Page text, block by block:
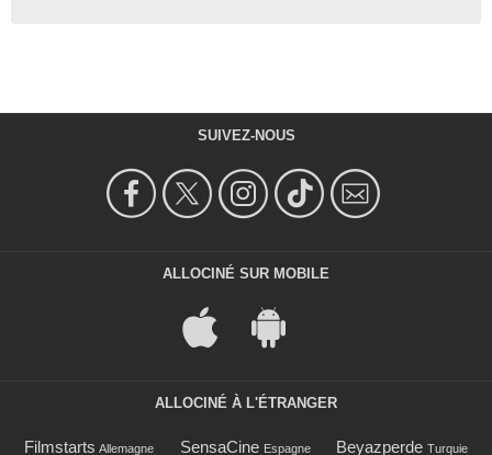
SUIVEZ-NOUS
ALLOCINÉ SUR MOBILE
ALLOCINÉ À L'ÉTRANGER
Filmstarts Allemagne SensaCine Espagne Beyazperde Turquie